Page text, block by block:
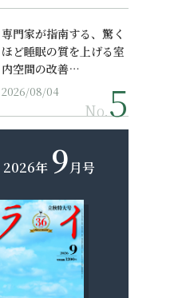
専門家が指南する、驚く
ほど睡眠の質を上げる室
内空間の改善…
2026/08/04
No.
2026年 9月号